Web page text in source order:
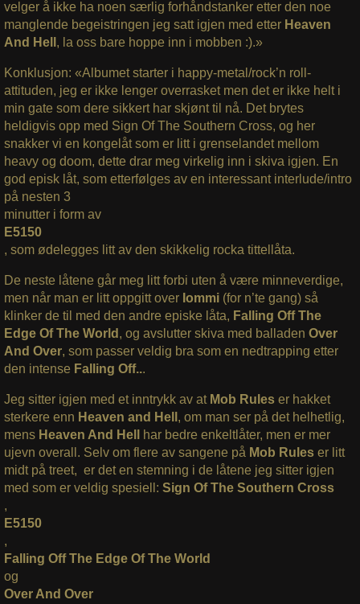
velger å ikke ha noen særlig forhåndstanker etter den noe
manglende begeistringen jeg satt igjen med etter Heaven
And Hell , la oss bare hoppe inn i mobben :).»
Konklusjon: «Albumet starter i happy-metal/rock’n roll-
attituden, jeg er ikke lenger overrasket men det er ikke helt i
min gate som dere sikkert har skjønt til nå. Det brytes
heldigvis opp med Sign Of The Southern Cross, og her
snakker vi en kongelåt som er litt i grenselandet mellom
heavy og doom, dette drar meg virkelig inn i skiva igjen. En
god episk låt, som etterfølges av en interessant interlude/intro
på nesten 3
minutter i form av
E5150
, som ødelegges litt av den skikkelig rocka tittellåta.
De neste låtene går meg litt forbi uten å være minneverdige,
men når man er litt oppgitt over Iommi (for n’te gang) så
klinker de til med den andre episke låta, Falling Off The
Edge Of The World , og avslutter skiva med balladen Over
And Over, som passer veldig bra som en nedtrapping etter
den intense Falling Off...
Jeg sitter igjen med et inntrykk av at Mob Ruleser hakket
sterkere enn Heaven and Hell , om man ser på det helhetlig,
mens Heaven And Hell
har bedre enkeltlåter, men er mer
ujevn overall. Selv om flere av sangene på Mob Ruleser litt
midt på treet, er det en stemning i de låtene jeg sitter igjen
med som er veldig spesiell: Sign Of The Southern Cross
,
E5150
,
Falling Off The Edge Of The World
og
Over And Over